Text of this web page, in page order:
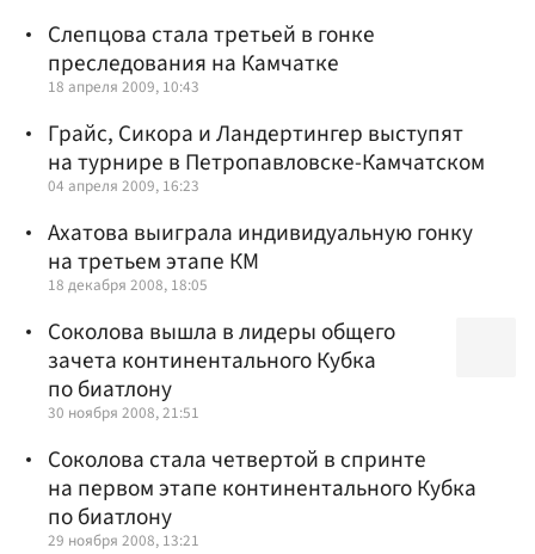
Слепцова стала третьей в гонке
преследования на Камчатке
18 апреля 2009, 10:43
Грайс, Сикора и Ландертингер выступят
на турнире в Петропавловске-Камчатском
04 апреля 2009, 16:23
Ахатова выиграла индивидуальную гонку
на третьем этапе КМ
18 декабря 2008, 18:05
Соколова вышла в лидеры общего
зачета континентального Кубка
по биатлону
30 ноября 2008, 21:51
Соколова стала четвертой в спринте
на первом этапе континентального Кубка
по биатлону
29 ноября 2008, 13:21